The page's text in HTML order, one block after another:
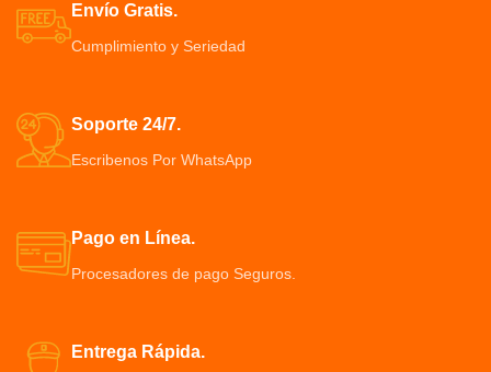
Envío Gratis.
Cumplimiento y Seriedad
Soporte 24/7.
Escribenos Por WhatsApp
Pago en Línea.
Procesadores de pago Seguros.
Entrega Rápida.